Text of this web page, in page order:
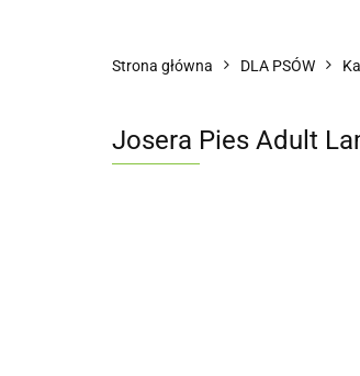
Strona główna DLA PSÓW
Josera Pies Adult